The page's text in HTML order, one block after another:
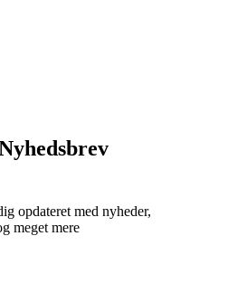
opdateret med nyheder,
meget mere